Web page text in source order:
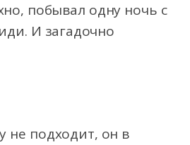
побывал одну ночь с
И загадочно
не подходит, он в